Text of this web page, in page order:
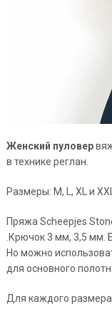
Женский пуловер
в технике реглан.
Размеры: M, L, XL и XXL
Пряжа Scheepjes
.Крючок 3 мм, 3,5 мм.
Но можно
для основного
Для каждого